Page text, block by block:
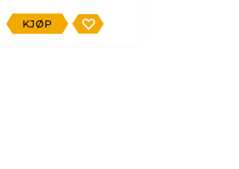
KJØP